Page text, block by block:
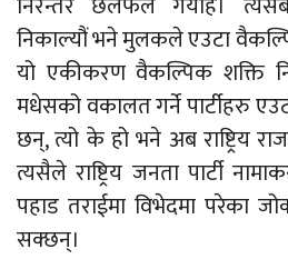
निकाल्यौं भने मुलकले एउटा
यो एकीकरण वैकल्पिक शक्ति
मधेसको वकालत गर्ने पार्टीहरु
छन्, त्यो के हो भने अब राष्ट्रिय
त्यसैले राष्ट्रिय जनता पार्टी
पहाड तराईमा विभेदमा परेका
सक्छन्।